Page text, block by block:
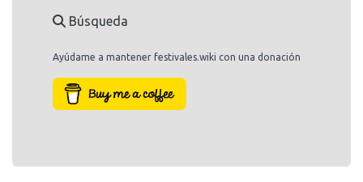
Búsqueda
Ayúdame a mantener festivales.wiki con una donación